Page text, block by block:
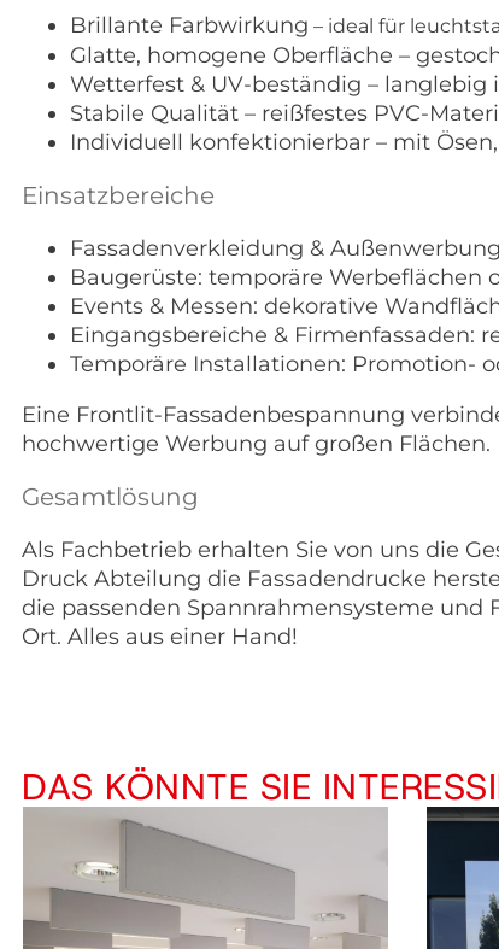
Brillante Farbwirkung – ideal für
Glatte, homogene Oberfläche –
Wetterfest & UV-beständig – langlebig
Stabile Qualität – reißfestes PVC-
Individuell konfektionierbar – mit
Einsatzbereiche
Fassadenverkleidung &
Baugerüste: temporäre Werbeflächen
Events & Messen: dekorative
Eingangsbereiche & Firmenfassaden:
Temporäre Installationen: Promotion-
Eine Frontlit-Fassadenbespannung
hochwertige Werbung auf großen Flächen.
Gesamtlösung
Als Fachbetrieb erhalten Sie von uns die
Druck Abteilung die Fassadendrucke
die passenden Spannrahmensysteme
Ort. Alles aus einer Hand!
DAS KÖNNTE SIE